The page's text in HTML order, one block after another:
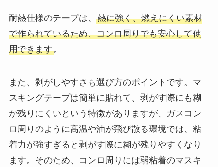
耐熱仕様のテープは、 熱に強く、燃えにくい素材
で作られているため、コンロ周りでも安心して使
用できます。
また、剥がしやすさも選び方のポイントです。マ
スキングテープは簡単に貼れて、剥がす際にも糊
が残りにくいという特徴がありますが、ガスコン
ロ周りのように高温や油が飛び散る環境では、粘
着力が強すぎると剥がす際に糊が残りやすくなり
ます。そのため、コンロ周りには弱粘着のマスキ